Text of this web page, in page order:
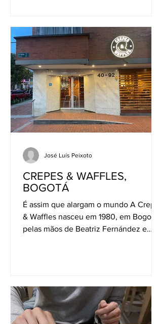
CREPES & WAFFLES,
BOGOTÁ
É assim que alargam o mundo A Crepes
& Waffles nasceu em 1980, em Bogotá,
pelas mãos de Beatriz Fernández e
José Luís Peixoto